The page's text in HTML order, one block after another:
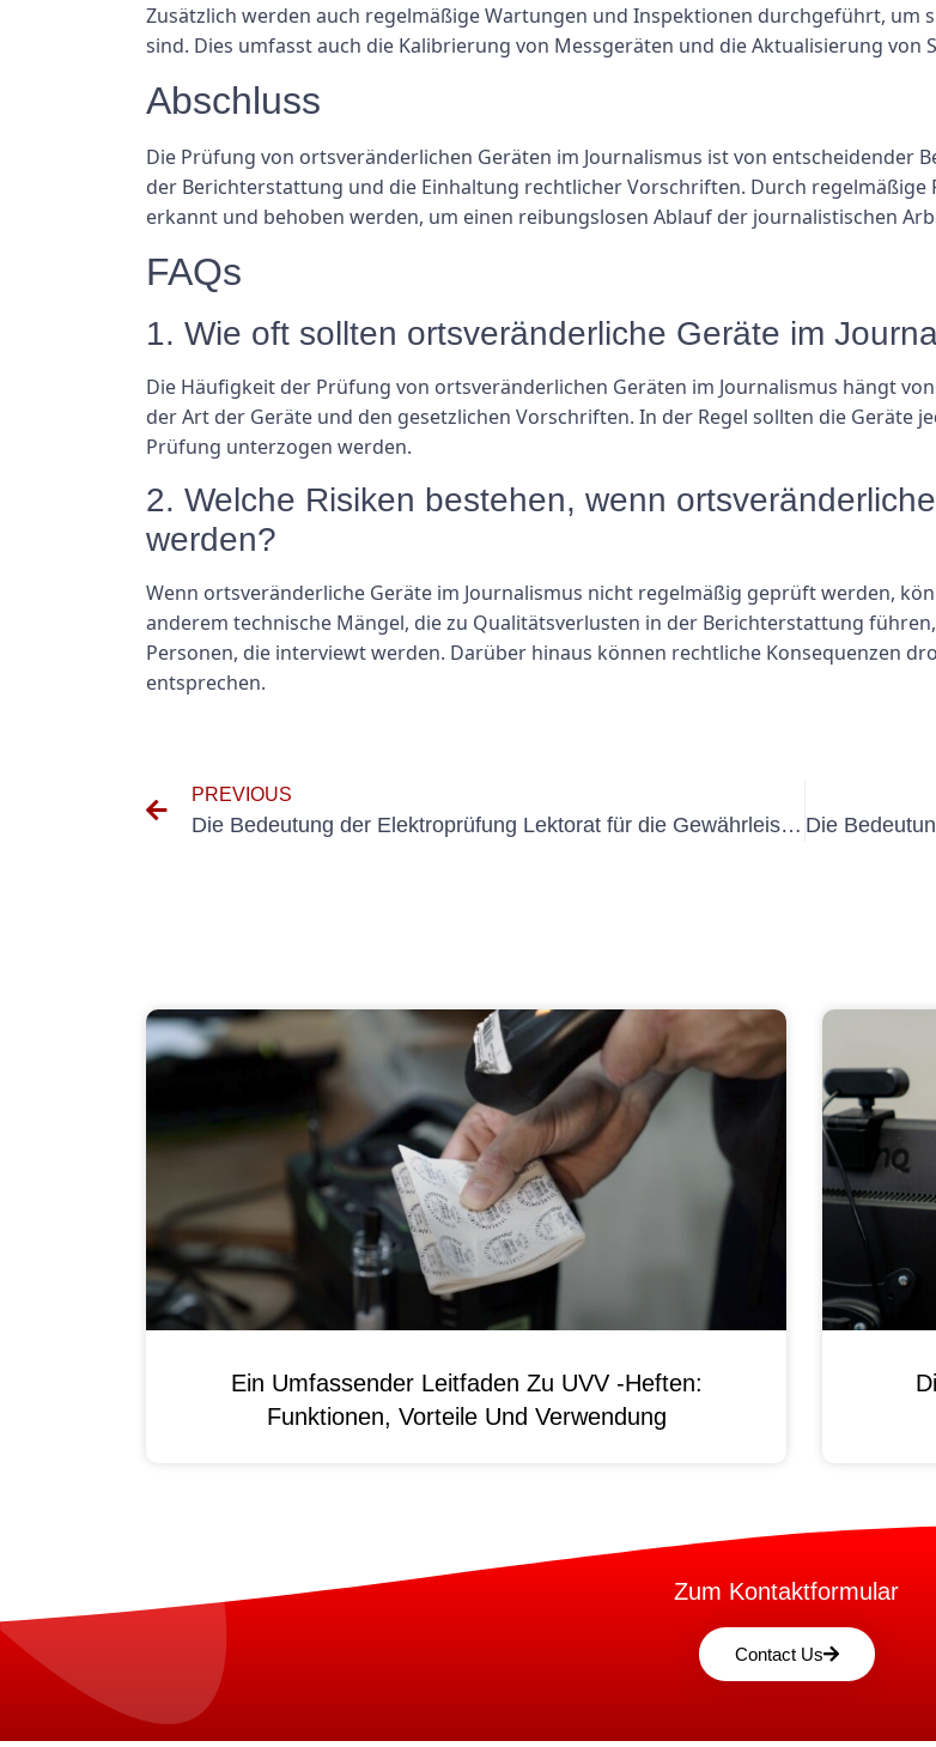
Zusätzlich werden auch regelmäßige Wartungen und Inspektionen durchgeführt, um
sind. Dies umfasst auch die Kalibrierung von Messgeräten und die Aktualisierung von
Abschluss
Die Prüfung von ortsveränderlichen Geräten im Journalismus ist von entscheidender
der Berichterstattung und die Einhaltung rechtlicher Vorschriften. Durch
erkannt und behoben werden, um einen reibungslosen Ablauf der journalistischen
FAQs
1. Wie oft sollten ortsveränderliche Geräte im
Die Häufigkeit der Prüfung von ortsveränderlichen Geräten im Journalismus hängt
der Art der Geräte und den gesetzlichen Vorschriften. In der Regel sollten die Geräte
Prüfung unterzogen werden.
2. Welche Risiken bestehen, wenn
werden?
Wenn ortsveränderliche Geräte im Journalismus nicht regelmäßig geprüft werden,
anderem technische Mängel, die zu Qualitätsverlusten in der Berichterstattung
Personen, die interviewt werden. Darüber hinaus können rechtliche Konsequenzen
entsprechen.
PREVIOUS
Die Bedeutung der Elektroprüfung Lektorat für die Gewährleistung der elektrischen Sicherheit
Ein Umfassender Leitfaden Zu UVV -Heften:
Funktionen, Vorteile Und Verwendung
Zum Kontaktformular
Contact Us